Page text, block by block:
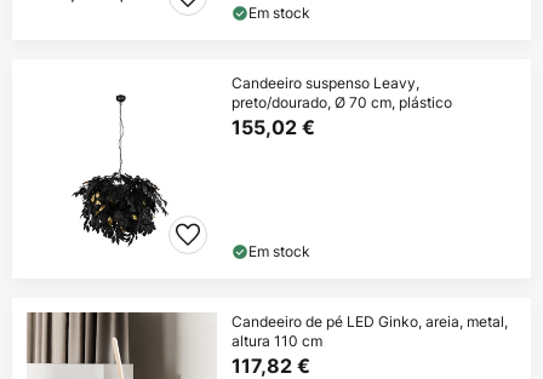
Em stock
Candeeiro suspenso Leavy,
preto/dourado, Ø 70 cm, plástico
155,02 €
Em stock
Candeeiro de pé LED Ginko, areia, metal,
altura 110 cm
117,82 €